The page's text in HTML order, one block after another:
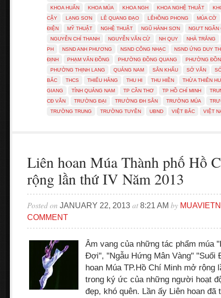
KHOA HUẤN
KHOA MÚA KHOA NGH KHOA NGHỆ THUẬT
CẬY
LẠNG SƠN LÊ QUANG ĐẠO LÊHỒNG PHONG
MÚA CỜ
ĐIỆN
MỸ THUẬT NGHỆ THUẬT NGŨ HÀNH SƠN
NGƯT NGÂN
NGUYỄN CHÍ THANH
NGUYỄN VĂN CỪ NH QUY
NHÀ TRẮNG
PH
NSND ANH PHƯƠNG NSND CÔNG NHẠC
NSND ỨNG DUY
ĐỊNH
PHẠM VĂN ĐỒNG PHƯỜNG ĐỒNG QUANG
PHƯỜNG
PHƯỜNG THỊNH LANG
QUẢNG NAM SÂN KHẤU SỞ VĂN
BẮC
THCS THIẾU HẰNG THU HI THU HIỀN
THỪA THIÊN
GIANG
TỈNH QUẢNG NAM TP CẦN THƠ TP HỒ CHÍ MINH
CĐ VĂN
TRƯỜNG ĐẠI TRƯỜNG ĐH SÂN TRƯỜNG MÚA
TRƯỜNG TRUNG
TRƯỜNG TUYÊN UBND VIỆT BẮC VIỆT
Liên hoan Múa Thành phố Hồ
rộng lần thứ IV Năm 2013
Posted on JANUARY 22, 2013 at8:21 AM by
COMMENT
Âm vang của những tác phẩm múa
Đợi", "Ngẫu Hứng Mân Vàng" "Suối
hoan Múa TP.Hồ Chí Minh mở
trong ký ức của những người hoạt
đẹp, khó quên. Lần ấy Liên hoan